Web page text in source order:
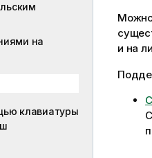
на
клавиатуры
Можно
и на